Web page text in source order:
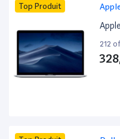
Top Produit
212